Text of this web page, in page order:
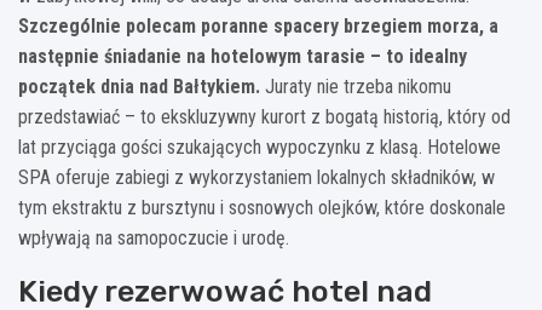
Szczególnie polecam poranne spacery brzegiem morza, a
następnie śniadanie na hotelowym tarasie – to idealny
początek dnia nad Bałtykiem. Juraty nie trzeba nikomu
przedstawiać – to ekskluzywny kurort z bogatą historią, który od
lat przyciąga gości szukających wypoczynku z klasą. Hotelowe
SPA oferuje zabiegi z wykorzystaniem lokalnych składników, w
tym ekstraktu z bursztynu i sosnowych olejków, które doskonale
wpływają na samopoczucie i urodę.
Kiedy rezerwować hotel nad